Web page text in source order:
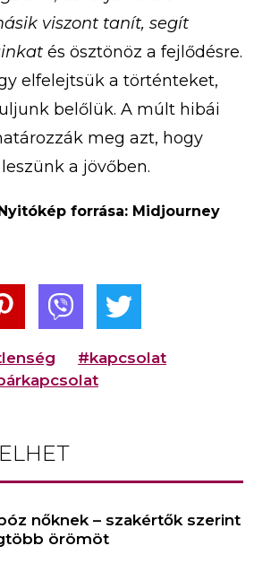
viszont tanít, segít
és ösztönöz a fejlődésre.
elfelejtsük a történteket,
belőlük. A múlt hibái
meg azt, hogy
a jövőben.
forrása: Midjourney
#kapcsolat
nőknek – szakértők szerint
örömöt